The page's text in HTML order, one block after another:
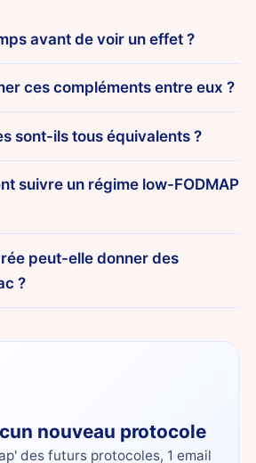
avant de voir un effet ?
ces compléments entre eux ?
sont-ils tous équivalents ?
suivre un régime low-FODMAP
peut-elle donner des
?
nouveau protocole
des futurs protocoles, 1 email